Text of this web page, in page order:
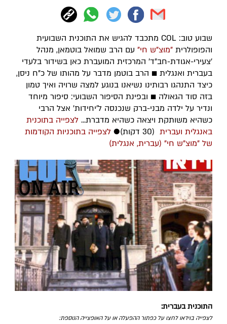
שבוע טוב: COL מתכבד להגיש את התוכנית השבועית
והפופולרית "מוצ"ש חי"עם הרב שמואל בוטמאן, מנהל
'צעירי-אגודת-חב"ד' המרכזית המועברת כאן בשידור בלעדי
בעברית ואנגלית ■ הרב בוטמן מדבר על מהותו של כ"ח ניסן,
כיצד התנהגו רבותינו נשיאנו בנוגע למצה שרויה ואיך טמון
בזה סוד הגאולה ■ ובפינת הסיפור השבועי: סיפור מיוחד
ונדיר על ילדה מבני-ברק שנכנסה ל'יחידות' אצל הרבי
כשהיא משותקת ויצאה כשהיא מדברת... לצפייה בתוכנית
באנגלית ועברית(30 דקות)●
לצפייה בתוכניות הקודמות
של "מוצ"ש חי" (עברית, אנגלית)
התוכנית בעברית:
לצפייה בוידאו לחצו על כפתור ההפעלה או על האופצייה הנוספת: